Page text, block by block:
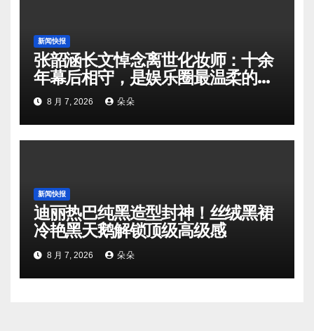
新闻快报
张韶涵长文悼念离世化妆师：十余
年幕后相守，是娱乐圈最温柔的双
向奔赴
8 月 7, 2026 朵朵
新闻快报
迪丽热巴纯黑造型封神！丝绒黑裙
冷艳黑天鹅解锁顶级高级感
8 月 7, 2026 朵朵